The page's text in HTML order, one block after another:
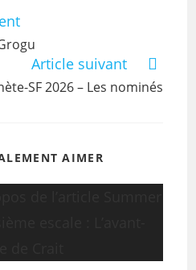
Article suivant
SF 2026 – Les nominés
AIMER